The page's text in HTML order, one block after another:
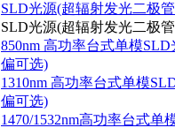
SLD光源(超辐射发光二极
SLD光源(超辐射发光二极
850nm 高功率台式单模SLD
偏可选)
1310nm 高功率台式单模
偏可选)
1470/1532nm高功率台式单